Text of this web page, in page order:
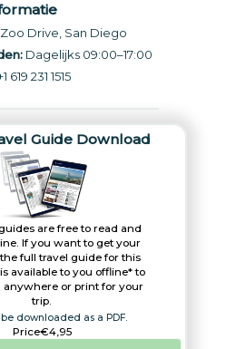
Drive, San Diego
Dagelijks 09:00–17:00
619 231 1515
Guide Download
are free to read and
If you want to get your
full travel guide for this
available to you offline* to
anywhere or print for your
trip.​
downloaded as a PDF.
Price€4,95